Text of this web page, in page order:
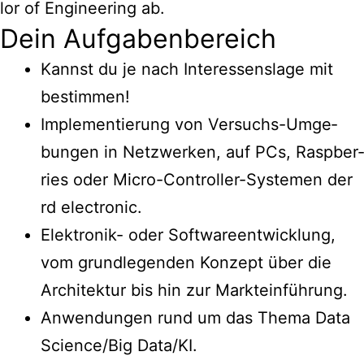
lor of Engi­nee­ring ab.
Dein Auf­ga­ben­be­reich
Kannst du je nach Inter­es­sens­la­ge mit
bestimmen!
Imple­men­tie­rung von Ver­suchs-Umge­
bun­gen in Netz­wer­ken, auf PCs, Raspber­
ries oder Micro-Con­trol­ler-Sys­te­men der
rd electronic.
Elek­tro­nik- oder Soft­ware­ent­wick­lung,
vom grund­le­gen­den Kon­zept über die
Archi­tek­tur bis hin zur Markteinführung.
Anwen­dun­gen rund um das The­ma Data
Science/Big Data/KI.